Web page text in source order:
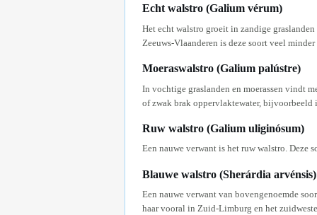
Echt walstro (Galium vérum)
Het echt walstro groeit in zandige
Zeeuws-Vlaanderen is deze soort veel minder
Moeraswalstro (Galium palústre)
In vochtige graslanden en moerassen vindt
of zwak brak oppervlaktewater, bijvoorbeeld
Ruw walstro (Galium uliginósum)
Een nauwe verwant is het ruw walstro. Deze
Blauwe walstro (Sherárdia arvénsis)
Een nauwe verwant van bovengenoemde
haar vooral in Zuid-Limburg en het